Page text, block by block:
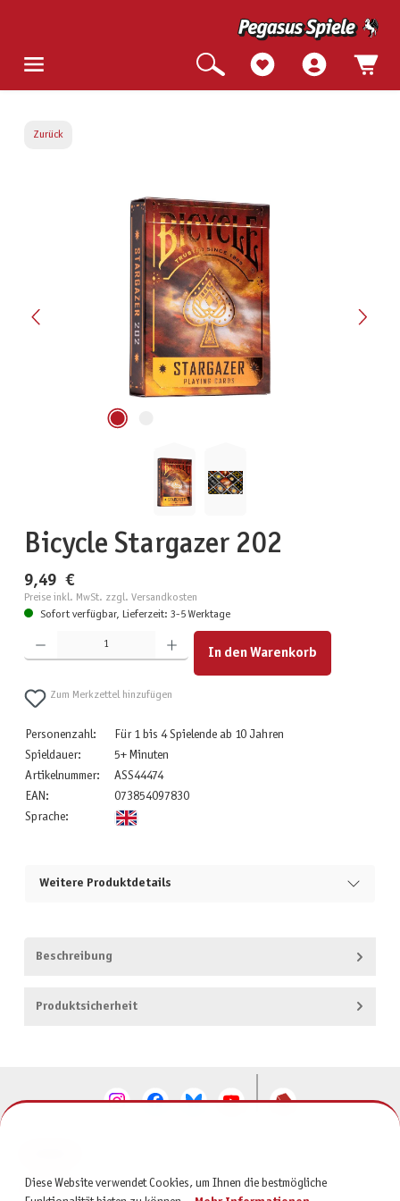
Zurück
Bildergalerie überspringen
Bicycle Stargazer 202
9,49 €
Preise inkl. MwSt. zzgl. Versandkosten
Sofort verfügbar, Lieferzeit: 3-5 Werktage
Produkt Anzahl: Gib den gewünschten Wert ein oder benutze die Schaltflächen um die Anzahl zu
In den Warenkorb
Zum Merkzettel hinzufügen
Personenzahl:
Für 1 bis 4 Spielende ab 10 Jahren
Spieldauer:
5+ Minuten
Artikelnummer:
ASS44474
EAN:
073854097830
Sprache:
Weitere Produktdetails
Beschreibung
Produktsicherheit
SERVICE
Diese Website verwendet Cookies, um Ihnen die bestmögliche